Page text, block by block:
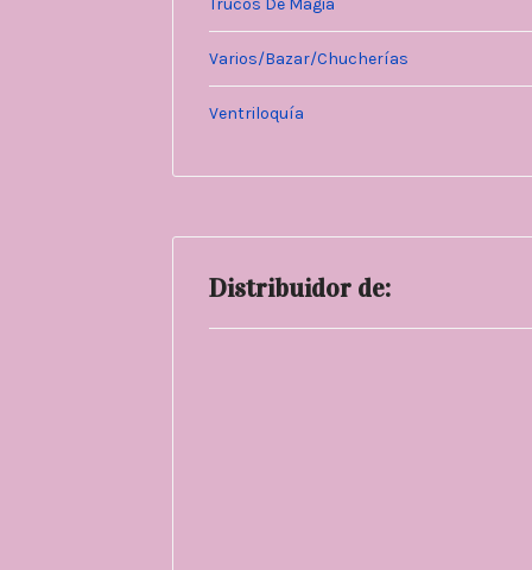
Varios/Bazar/Chucherías
Ventriloquía
Distribuidor de: